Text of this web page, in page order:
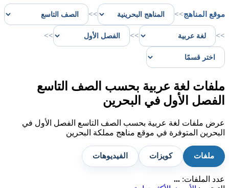
موقع المناهج>>
>>
>>
>>
>>
ملفات لغة عربية بحسب الصف التاسع
الفصل الأول في البحرين
عرض ملفات لغة عربية بحسب الصف التاسع الفصل الأول في
البحرين المتوفرة في موقع مناهج مملكة البحرين
ملفات كويزات الفيديوهات
عدد الملفات: ...